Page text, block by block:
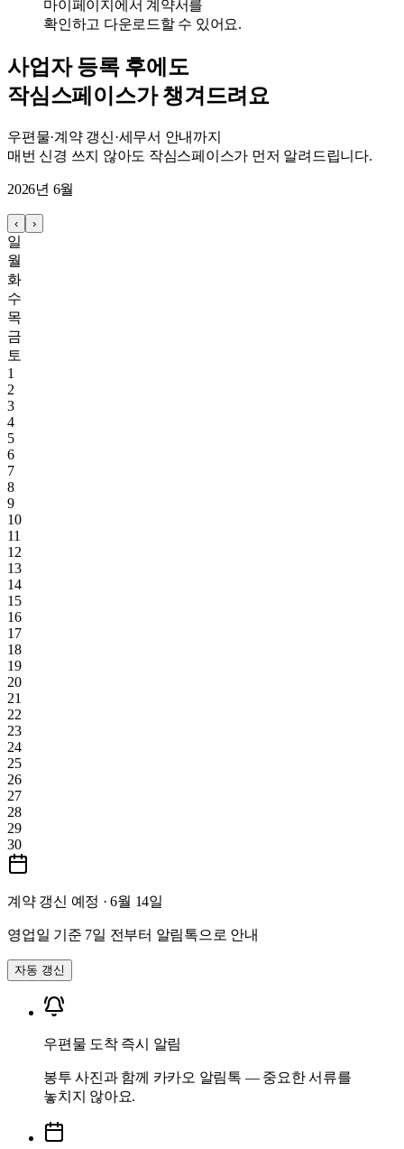
마이페이지에서 계약서를
확인하고 다운로드할 수 있어요.
사업자 등록 후에도
작심스페이스가 챙겨드려요
우편물·계약 갱신·세무서 안내까지
매번 신경 쓰지 않아도 작심스페이스가 먼저 알려드립니다.
2026년 6월
‹ ›
일
월
화
수
목
금
토
1
2
3
4
5
6
7
8
9
10
11
12
13
14
15
16
17
18
19
20
21
22
23
24
25
26
27
28
29
30
계약 갱신 예정 · 6월 14일
영업일 기준 7일 전부터 알림톡으로 안내
자동 갱신
우편물 도착 즉시 알림
봉투 사진과 함께 카카오 알림톡 — 중요한 서류를
놓치지 않아요.